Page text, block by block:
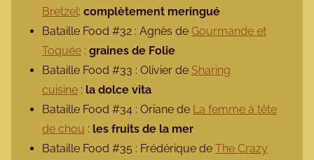
Bretzel: complètement meringué
Bataille Food #32 : Agnès de Gourmande et
Toquée : graines de Folie
Bataille Food #33 : Olivier de Sharing
cuisine : la dolce vita
Bataille Food #34 : Oriane de La femme à tête
de chou : les fruits de la mer
Bataille Food #35 : Frédérique de The Crazy